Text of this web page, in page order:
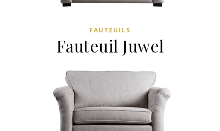
FAUTEUILS
Fauteuil Juwel